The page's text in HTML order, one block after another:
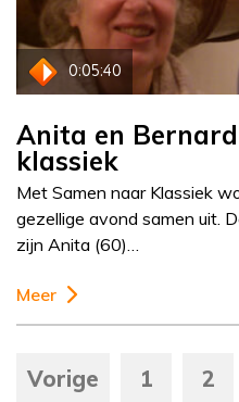
0:05:40
Anita en
klassiek
Met Samen naar Klassiek
gezellige avond samen uit.
zijn Anita (60)…
Meer
Vorige 1 2